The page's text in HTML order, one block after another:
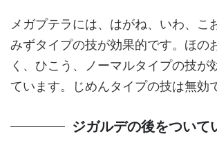
メガプテラには、はがね、いわ、こ
みずタイプの技が効果的です。ほの
く、ひこう、ノーマルタイプの技が
ています。じめんタイプの技は無効
ジガルデの後をついて